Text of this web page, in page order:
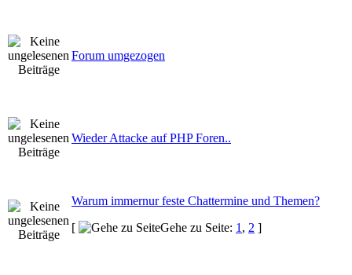
Forum umgezogen
Wieder Attacke auf PHP Foren..
Warum immernur feste Chattermine und Themen?
[
Gehe zu Seite: 1 , 2 ]